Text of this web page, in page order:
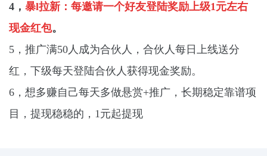
4， 暴l拉新：每邀请一个好友登陆奖励上级1元左右
现金红包。
5，推广满50人成为合伙人，合伙人每日上线送分
红，下级每天登陆合伙人获得现金奖励。
6，想多赚自己每天多做悬赏+推广，长期稳定靠谱项
目，提现稳稳的，1元起提现